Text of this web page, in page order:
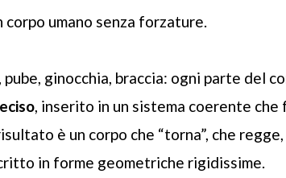
umano senza forzature.
ginocchia, braccia: ogni parte del
, inserito in un sistema coerente che
è un corpo che “torna”, che
in forme geometriche rigidissime.